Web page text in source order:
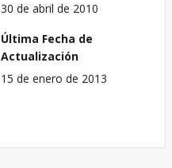
30 de abril de 2010
Última Fecha de
Actualización
15 de enero de 2013